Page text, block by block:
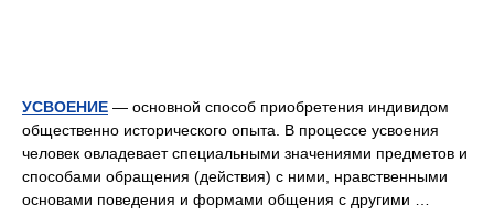
УСВОЕНИЕ — основной способ приобретения индивидом
общественно исторического опыта. В процессе усвоения
человек овладевает специальными значениями предметов и
способами обращения (действия) с ними, нравственными
основами поведения и формами общения с другими …